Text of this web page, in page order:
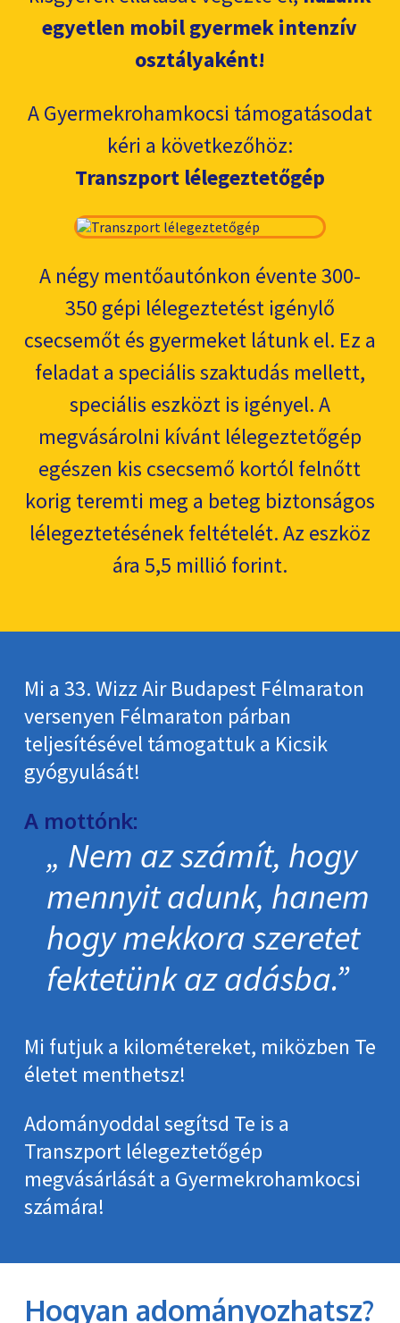
egyetlen mobil gyermek intenzív
osztályaként!
A Gyermekrohamkocsi támogatásodat
kéri a következőhöz:
Transzport lélegeztetőgép
A négy mentőautónkon évente 300-
350 gépi lélegeztetést igénylő
csecsemőt és gyermeket látunk el. Ez a
feladat a speciális szaktudás mellett,
speciális eszközt is igényel. A
megvásárolni kívánt lélegeztetőgép
egészen kis csecsemő kortól felnőtt
korig teremti meg a beteg biztonságos
lélegeztetésének feltételét. Az eszköz
ára 5,5 millió forint.
Mi a 33. Wizz Air Budapest Félmaraton
versenyen Félmaraton párban
teljesítésével támogattuk a Kicsik
gyógyulását!
A mottónk:
Nem az számít, hogy
mennyit adunk, hanem
hogy mekkora szeretet
fektetünk az adásba.
Mi futjuk a kilométereket, miközben Te
életet menthetsz!
Adományoddal segítsd Te is a
Transzport lélegeztetőgép
megvásárlását a Gyermekrohamkocsi
számára!
Hogyan adományozhatsz?